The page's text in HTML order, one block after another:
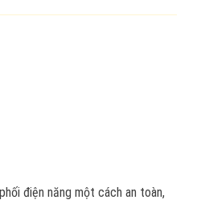
điện năng một cách an toàn,